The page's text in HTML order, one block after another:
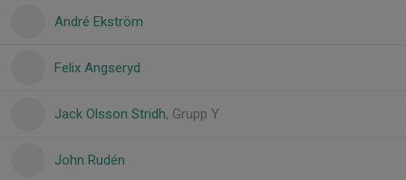
André Ekström
Felix Angseryd
Jack Olsson Stridh, Grupp Y
John Rudén